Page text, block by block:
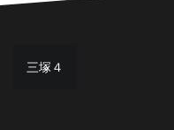
投
三塚４